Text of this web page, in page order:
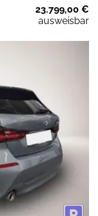
23.799,00 €
ausweisbar